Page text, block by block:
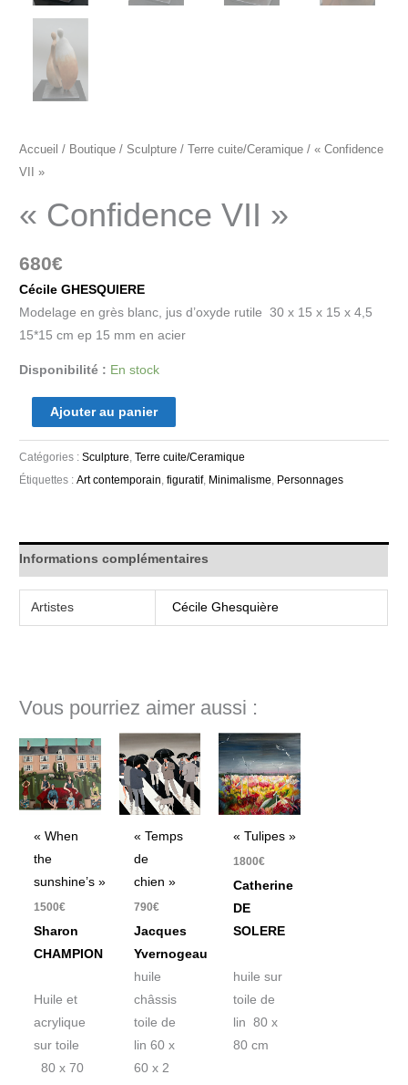
Accueil / Boutique / Sculpture /Terre cuite/Ceramique / « Confidence
VII »
« Confidence VII »
680€
Cécile GHESQUIERE
Modelage en grès blanc, jus d’oxyde rutile 30 x 15 x 15 x 4,5
15*15 cm ep 15 mm en acier
Disponibilité : En stock
Ajouter au panier
Catégories :Sculpture,Terre cuite/Ceramique
Étiquettes :Art contemporain,figuratif, Minimalisme, Personnages
Informations complémentaires
Artistes Cécile Ghesquière
Vous pourriez aimer aussi :
« When
the
sunshine’s »
1500€
Sharon
CHAMPION
Huile et
acrylique
sur toile
80 x 70
« Temps
de
chien »
790€
Jacques
Yvernogeau
huile
châssis
toile de
lin 60 x
60 x 2
« Tulipes »
1800€
Catherine
DE
SOLERE
huile sur
toile de
lin 80 x
80 cm